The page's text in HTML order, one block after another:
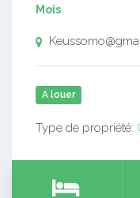
Mois
A louer
Type de propriété: